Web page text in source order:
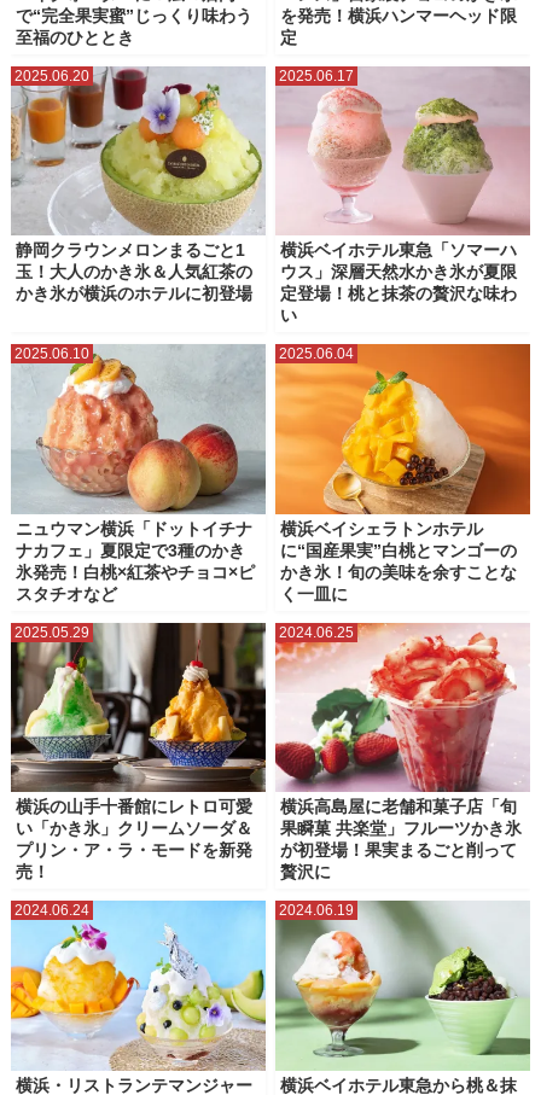
で“完全果実蜜”じっくり味わう
至福のひととき
を発売！横浜ハンマーヘッド限
定
2025.06.20
静岡クラウンメロンまるごと1
玉！大人のかき氷＆人気紅茶の
かき氷が横浜のホテルに初登場
2025.06.17
横浜ベイホテル東急「ソマーハ
ウス」深層天然水かき氷が夏限
定登場！桃と抹茶の贅沢な味わ
い
2025.06.10
ニュウマン横浜「ドットイチナ
ナカフェ」夏限定で3種のかき
氷発売！白桃×紅茶やチョコ×ピ
スタチオなど
2025.06.04
横浜ベイシェラトンホテル
に“国産果実”白桃とマンゴーの
かき氷！旬の美味を余すことな
く一皿に
2025.05.29
横浜の山手十番館にレトロ可愛
い「かき氷」クリームソーダ＆
プリン・ア・ラ・モードを新発
売！
2024.06.25
横浜高島屋に老舗和菓子店「旬
果瞬菓 共楽堂」フルーツかき氷
が初登場！果実まるごと削って
贅沢に
2024.06.24
横浜・リストランテマンジャー
2024.06.19
横浜ベイホテル東急から桃＆抹